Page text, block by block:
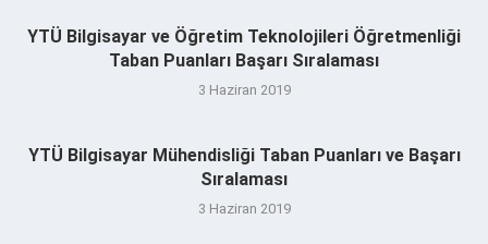
YTÜ Bilgisayar ve Öğretim Teknolojileri Öğretmenliği
Taban Puanları Başarı Sıralaması
3 Haziran 2019
YTÜ Bilgisayar Mühendisliği Taban Puanları ve Başarı
Sıralaması
3 Haziran 2019